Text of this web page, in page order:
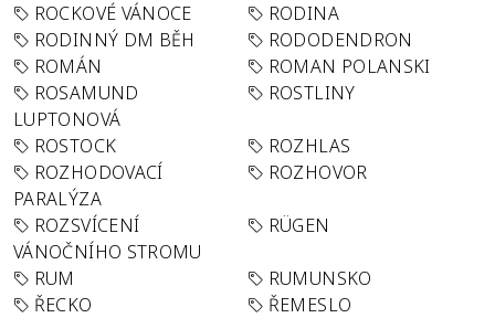
ROCKOVÉ VÁNOCE
RODINA
RODINNÝ DM BĚH
RODODENDRON
ROMÁN
ROMAN POLANSKI
ROSAMUND
LUPTONOVÁ
ROSTLINY
ROSTOCK
ROZHLAS
ROZHODOVACÍ
PARALÝZA
ROZHOVOR
ROZSVÍCENÍ
VÁNOČNÍHO STROMU
RÜGEN
RUM
RUMUNSKO
ŘECKO
ŘEMESLO